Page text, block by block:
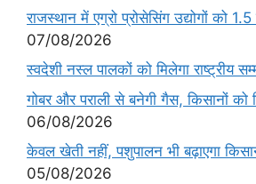
राजस्थान में एग्रो प्रोसेसिंग उद्योगों को
07/08/2026
स्वदेशी नस्ल पालकों को मिलेगा राष्ट्रीय
गोबर और पराली से बनेगी गैस, किसानों को
06/08/2026
केवल खेती नहीं, पशुपालन भी बढ़ाएगा
05/08/2026